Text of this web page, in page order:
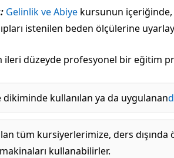
Gelinlik ve Abiye kursunun içeriğinde,
istenilen beden ölçülerine
ileri düzeyde profesyonel bir eğitim
dikiminde kullanılan ya da uygulanan
tüm kursiyerlerimize, ders
kullanabilirler.